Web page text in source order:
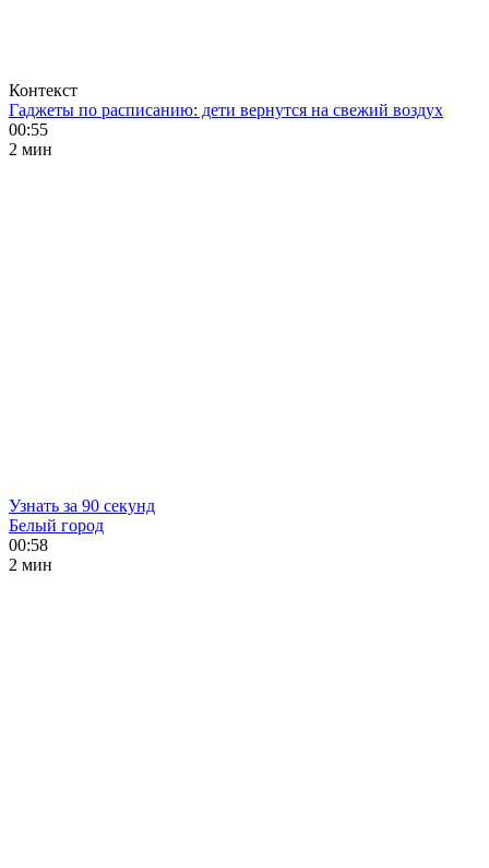
Контекст
Гаджеты по расписанию: дети вернутся на свежий воздух
00:55
2 мин
Узнать за 90 секунд
Белый город
00:58
2 мин